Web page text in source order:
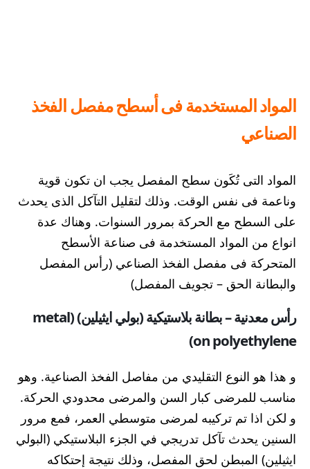
المواد المستخدمة فى أسطح مفصلالفخذ
الصناعي
المواد التى تُكَون سطح المفصل يجب ان تكون قوية
وناعمة فى نفس الوقت. وذلك لتقليل التآكل الذى يحدث
على السطح مع الحركة بمرور السنوات. وهناك عدة
انواع من المواد المستخدمة فى صناعة الأسطح
المتحركة فى مفصل الفخذ الصناعي (رأس المفصل
والبطانة الحق – تجويف المفصل)
رأس معدنية – بطانة بلاستيكية (بولي ايثيلين) (metal
on polyethylene)
و هذا هو النوع التقليدي من مفاصل الفخذ الصناعية. وهو
مناسب للمرضى كبار السن والمرضى محدودي الحركة.
و لكن اذا تم تركيبه لمرضى متوسطي العمر، فمع مرور
السنين يحدث تآكل تدريجي في الجزء البلاستيكي (البولي
ايثيلين) المبطن لحق المفصل، وذلك نتيجة إحتكاكه